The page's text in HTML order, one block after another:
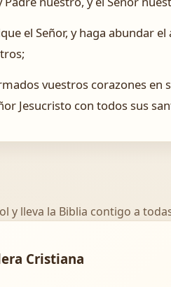
el Señor, y haga abundar
vuestros corazones
Jesucristo con todos sus
y lleva la Biblia contigo a
Cristiana